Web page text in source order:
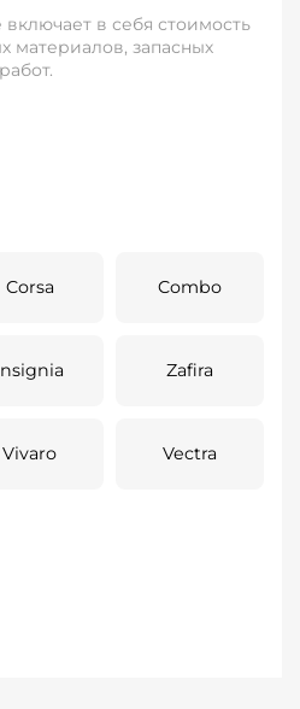
в себя стоимость
материалов, запасных
Corsa Combo
Zafira
Vivaro Vectra